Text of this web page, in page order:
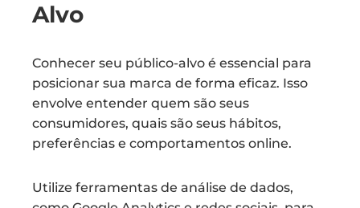
Alvo
Conhecer seu público-alvo é essencial para
posicionar sua marca de forma eficaz. Isso
envolve entender quem são seus
consumidores, quais são seus hábitos,
preferências e comportamentos online.
Utilize ferramentas de análise de dados,